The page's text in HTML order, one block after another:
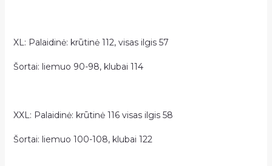
XL: Palaidinė: krūtinė 112, visas ilgis 57
Šortai: liemuo 90-98, klubai 114
XXL: Palaidinė: krūtinė 116 visas ilgis 58
Šortai: liemuo 100-108, klubai 122